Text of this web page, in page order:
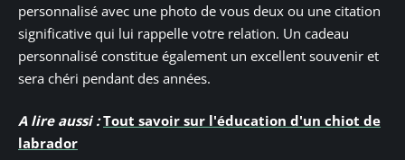
personnalisé avec une photo de vous deux ou une citation
significative qui lui rappelle votre relation. Un cadeau
personnalisé constitue également un excellent souvenir et
sera chéri pendant des années.
A lire aussi : Tout savoir sur l'éducation d'un chiot de
labrador